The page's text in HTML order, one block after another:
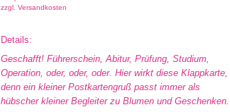
zzgl. Versandkosten
Details:
Geschafft! Führerschein, Abitur, Prüfung, Studium,
Operation, oder, oder, oder. Hier wirkt diese Klappkarte,
denn ein kleiner Postkartengruß passt immer als
hübscher kleiner Begleiter zu Blumen und Geschenken.